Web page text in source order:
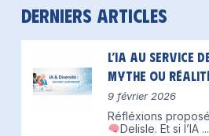
Derniers articles
L’IA au service
mythe ou
9 février 2026
Réfléxions
Delisle. Et si l’IA ...